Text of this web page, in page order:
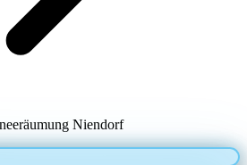
Niendorf